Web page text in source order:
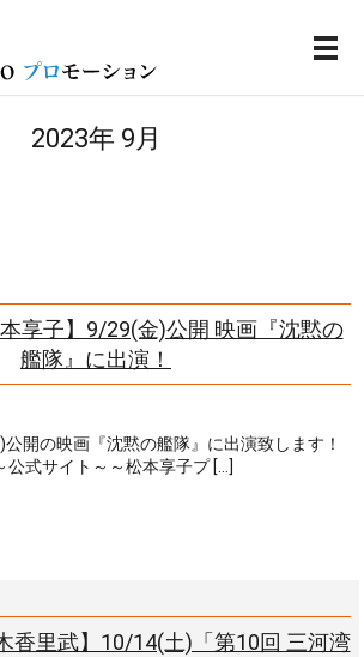
メ
2023年 9月
本享子】9/29(金)公開 映画『沈黙の
艦隊』に出演！
開の映画『沈黙の艦隊』に出演致します！
公式サイト～～松本享子プ […]
香里武】10/14(土)「第10回 三河湾